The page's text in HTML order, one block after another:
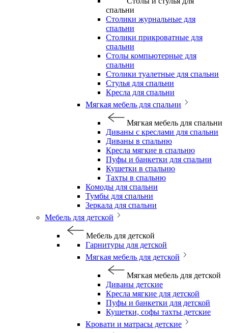
спальни
Столики журнальные для
спальни
Столики прикроватные для
спальни
Столы компьютерные для
спальни
Столики туалетные для спальни
Стулья для спальни
Кресла для спальни
Мягкая мебель для спальни
Мягкая мебель для спальни
Диваны с креслами для спальни
Диваны в спальню
Кресла мягкие в спальню
Пуфы и банкетки для спальни
Кушетки в спальню
Тахты в спальню
Комоды для спальни
Тумбы для спальни
Зеркала для спальни
Мебель для детской
Мебель для детской
Гарнитуры для детской
Мягкая мебель для детской
Мягкая мебель для детской
Диваны детские
Кресла мягкие для детской
Пуфы и банкетки для детской
Кушетки, софы тахты детские
Кровати и матрасы детские